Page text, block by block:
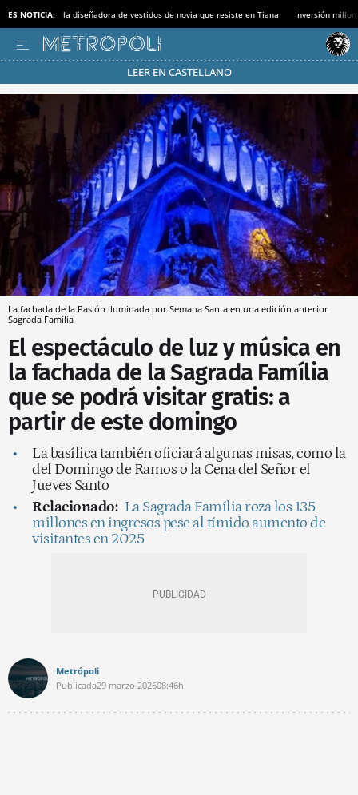
ES NOTICIA: la diseñadora de vestidos de novia que resiste en Tiana Inversión
LEER EN CASTELLANO
Pásate al MODO AHORRO
La fachada de la Pasión iluminada por Semana Santa en una edición anterior
Sagrada Família
El espectáculo de luz y música en
la fachada de la Sagrada Família
que se podrá visitar gratis: a
partir de este domingo
La basílica también oficiará algunas misas, como la
del Domingo de Ramos o la Cena del Señor el
Jueves Santo
Relacionado: La Sagrada Família roza los 135
millones en ingresos pese al tímido aumento de
visitantes en 2025
Metrópoli
Publicada29 marzo 202608:46h